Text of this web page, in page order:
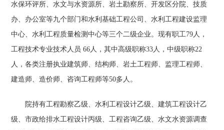
水保环评所、水文与水资源所、岩土勘察所、开发区分院、技质
办、办公室等九个部门和水利基础工程公司、水利工程建设监理
中心、水利工程质量检测中心等三个二级企业。现有职工79人，
工程技术专业技术人员 66人，其中高级职称33人，中级职称22
人，各类注册执业建筑师、结构师、岩土工程师、监理工程师、
建造师、造价师、咨询工程师等50多人。
院持有工程勘察乙级、水利工程设计乙级、建筑工程设计乙
级、市政给排水工程设计丙级、工程咨询乙级、水文水资源调查